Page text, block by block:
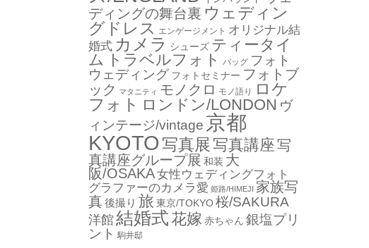
ディングの舞台裏 ウェディン
グドレス エンゲージメント オリジナル結
婚式 カメラ シューズ ティータイ
ム トラベルフォト バッグ フォト
ウェディング フォトセミナー フォトブ
ック マタニティ モノクロ モノ語り
ロケ
フォト ロンドン/LONDON ヴ
ィンテージ/vintage 京都
KYOTO 写真展 写真講座写
真講座グループ展 和装 大
阪/OSAKA女性ウェディングフォト
グラファーのカメラ愛 姫路/HIMEJI 家族写
真 後撮り 旅 東京/TOKYO桜/SAKURA
洋館 結婚式花嫁 赤ちゃん 銀塩プリ
ント 駒井邸